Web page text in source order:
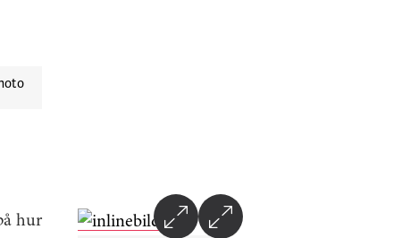
hur